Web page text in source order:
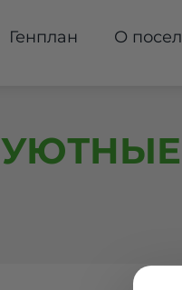
Генплан О